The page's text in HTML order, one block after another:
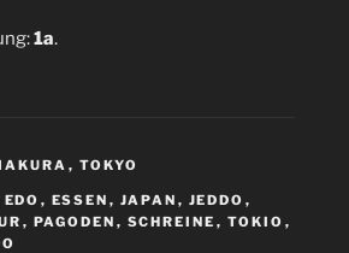
1a.
, TOKYO
EDO , ESSEN , JAPAN , JEDDO ,
, PAGODEN , SCHREINE , TOKIO ,